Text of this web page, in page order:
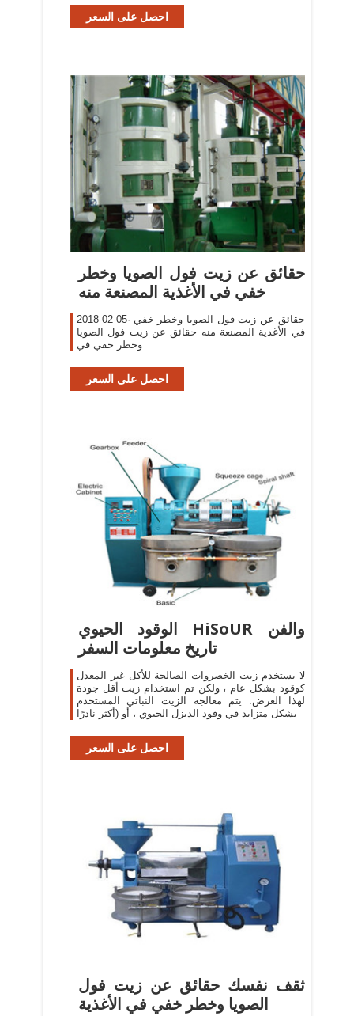
احصل على السعر
حقائق عن زيت فول الصويا وخطر
خفي في الأغذية المصنعة منه
2018-02-05· حقائق عن زيت فول الصويا وخطر خفي
في الأغذية المصنعة منه حقائق عن زيت فول الصويا
وخطر خفي في
احصل على السعر
الوقود الحيوي HiSoUR والفن
تاريخ معلومات السفر
لا يستخدم زيت الخضروات الصالحة للأكل غير المعدل
كوقود بشكل عام ، ولكن تم استخدام زيت أقل جودة
لهذا الغرض. يتم معالجة الزيت النباتي المستخدم
بشكل متزايد في وقود الديزل الحيوي ، أو (أكثر نادرًا
احصل على السعر
ثقف نفسك حقائق عن زيت فول
الصويا وخطر خفي في الأغذية